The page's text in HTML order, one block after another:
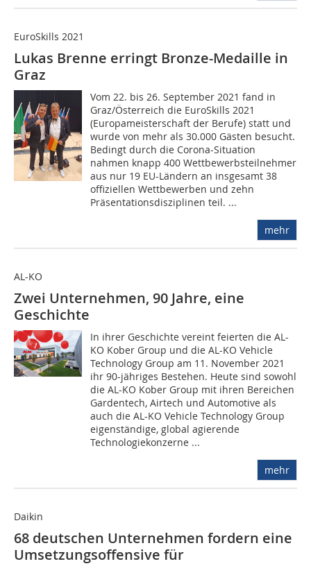
EuroSkills 2021
Lukas Brenne erringt Bronze-Medaille in
Graz
Vom 22. bis 26. September 2021 fand in
Graz/Österreich die EuroSkills 2021
(Europameisterschaft der Berufe) statt und
wurde von mehr als 30.000 Gästen besucht.
Bedingt durch die Corona-Situation
nahmen knapp 400 Wettbewerbsteilnehmer
aus nur 19 EU-Ländern an insgesamt 38
offiziellen Wettbewerben und zehn
Präsentationsdisziplinen teil. ...
mehr
AL-KO
Zwei Unternehmen, 90 Jahre, eine
Geschichte
In ihrer Geschichte vereint feierten die AL-
KO Kober Group und die AL-KO Vehicle
Technology Group am 11. November 2021
ihr 90-jähriges Bestehen. Heute sind sowohl
die AL-KO Kober Group mit ihren Bereichen
Gardentech, Airtech und Automotive als
auch die AL-KO Vehicle Technology Group
eigenständige, global agierende
Technologiekonzerne ...
mehr
Daikin
68 deutschen Unternehmen fordern eine
Umsetzungsoffensive für